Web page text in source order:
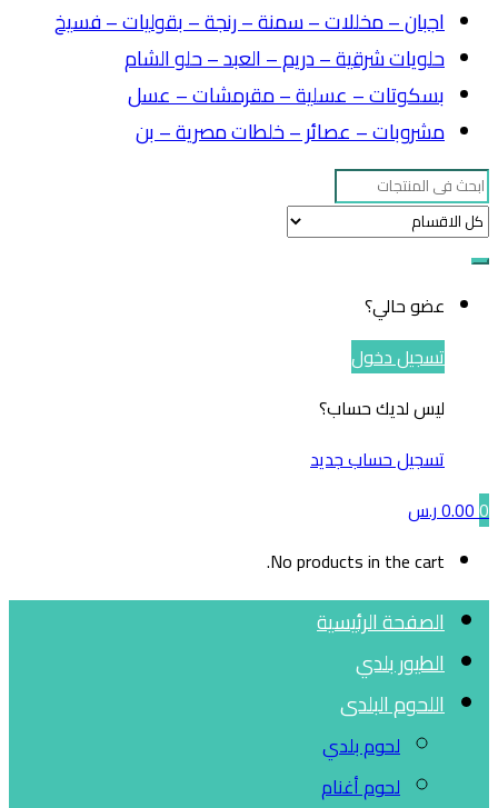
اجبان – مخللات – سمنة – رنجة – بقوليات – فسيخ
حلويات شرقية – دريم – العبد – حلو الشام
بسكوتات – عسلية – مقرمشات – عسل
مشروبات – عصائر – خلطات مصرية – بن
Search
for:
عضو حالي؟
تسجيل دخول
ليس لديك حساب؟
تسجيل حساب جديد
0
0.00ر.س
No products in the cart.
الصفحة الرئيسية
الطيور بلدي
اللحوم البلدى
لحوم بلدي
لحوم أغنام